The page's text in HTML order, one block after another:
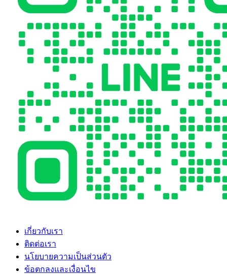
เกี่ยวกับเรา
ติดต่อเรา
นโยบายความเป็นส่วนตัว
ข้อตกลงและเงื่อนไข